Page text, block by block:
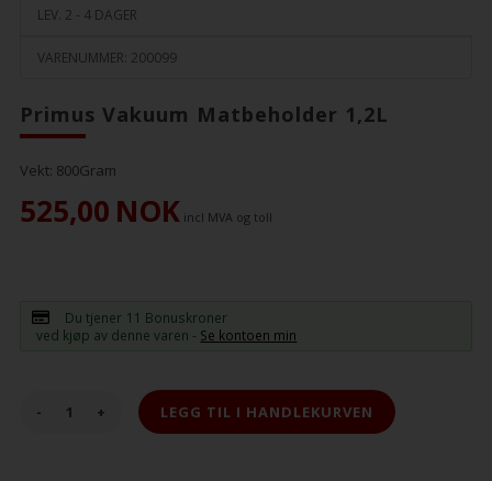
LEV. 2 - 4 DAGER
VARENUMMER: 200099
Primus Vakuum Matbeholder 1,2L
Vekt: 800Gram
525,00 NOK incl MVA og toll
Du tjener 11 Bonuskroner
ved kjøp av denne varen - Se kontoen min
- +